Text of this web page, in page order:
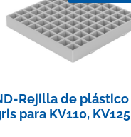
Rejilla de plástico
para KV110, KV125